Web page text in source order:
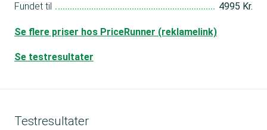
Fundet til 4995 Kr.
Se flere priser hos PriceRunner (reklamelink)
Se testresultater
Testresultater